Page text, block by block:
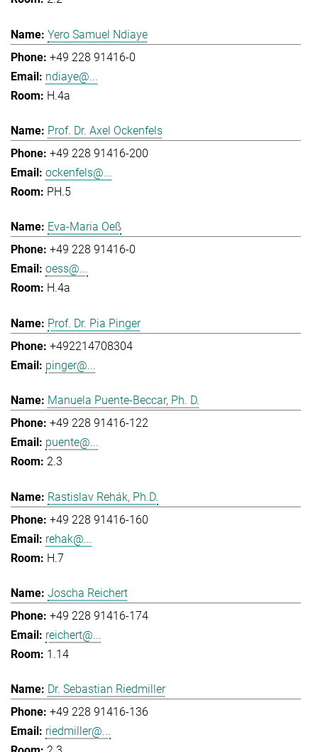
Yero Samuel Ndiaye
+49 228 91416-0
ndiaye@...
H.4a
Prof. Dr. Axel Ockenfels
+49 228 91416-200
ockenfels@...
PH.5
Eva-Maria Oeß
+49 228 91416-0
oess@...
H.4a
Prof. Dr. Pia Pinger
+492214708304
pinger@...
Manuela Puente-Beccar, Ph. D.
+49 228 91416-122
puente@...
2.3
Rastislav Rehák, Ph.D.
+49 228 91416-160
rehak@...
H.7
Joscha Reichert
+49 228 91416-174
reichert@...
1.14
Dr. Sebastian Riedmiller
+49 228 91416-136
riedmiller@...